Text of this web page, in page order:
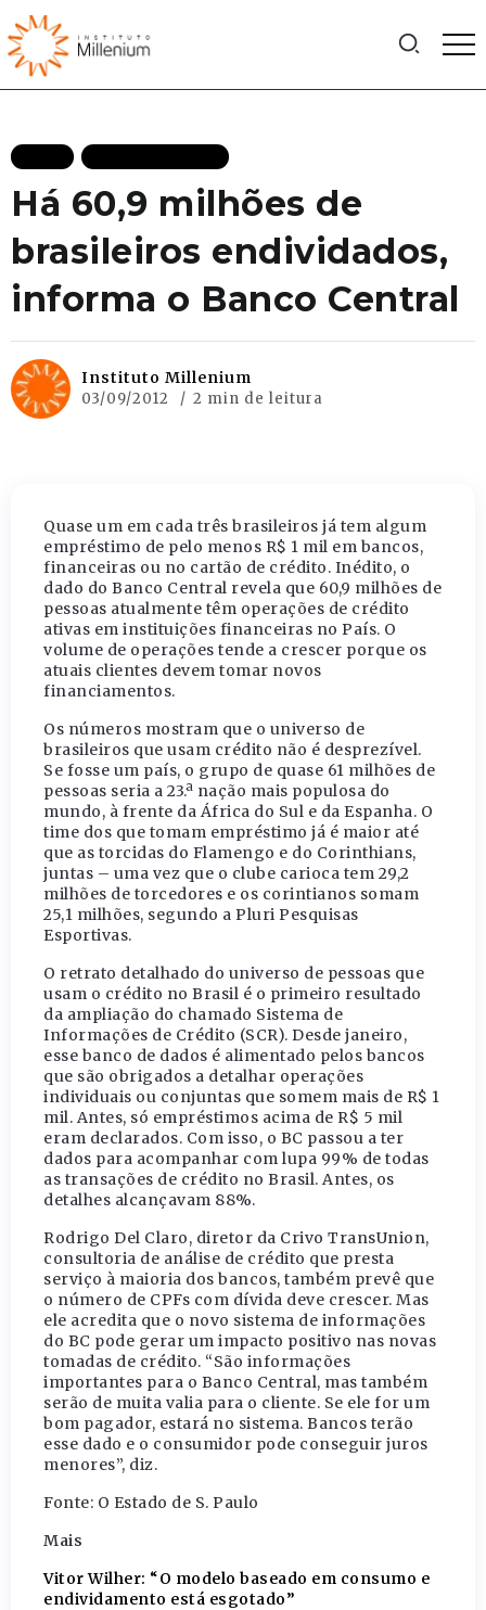
Há 60,9 milhões de
brasileiros endividados,
informa o Banco Central
Instituto Millenium
03/09/2012 2 min de leitura
Quase um em cada três brasileiros já tem algum
empréstimo de pelo menos R$ 1 mil em bancos,
financeiras ou no cartão de crédito. Inédito, o
dado do Banco Central revela que 60,9 milhões de
pessoas atualmente têm operações de crédito
ativas em instituições financeiras no País. O
volume de operações tende a crescer porque os
atuais clientes devem tomar novos
financiamentos.
Os números mostram que o universo de
brasileiros que usam crédito não é desprezível.
Se fosse um país, o grupo de quase 61 milhões de
pessoas seria a 23.ª nação mais populosa do
mundo, à frente da África do Sul e da Espanha. O
time dos que tomam empréstimo já é maior até
que as torcidas do Flamengo e do Corinthians,
juntas – uma vez que o clube carioca tem 29,2
milhões de torcedores e os corintianos somam
25,1 milhões, segundo a Pluri Pesquisas
Esportivas.
O retrato detalhado do universo de pessoas que
usam o crédito no Brasil é o primeiro resultado
da ampliação do chamado Sistema de
Informações de Crédito (SCR). Desde janeiro,
esse banco de dados é alimentado pelos bancos
que são obrigados a detalhar operações
individuais ou conjuntas que somem mais de R$ 1
mil. Antes, só empréstimos acima de R$ 5 mil
eram declarados. Com isso, o BC passou a ter
dados para acompanhar com lupa 99% de todas
as transações de crédito no Brasil. Antes, os
detalhes alcançavam 88%.
Rodrigo Del Claro, diretor da Crivo TransUnion,
consultoria de análise de crédito que presta
serviço à maioria dos bancos, também prevê que
o número de CPFs com dívida deve crescer. Mas
ele acredita que o novo sistema de informações
do BC pode gerar um impacto positivo nas novas
tomadas de crédito. “São informações
importantes para o Banco Central, mas também
serão de muita valia para o cliente. Se ele for um
bom pagador, estará no sistema. Bancos terão
esse dado e o consumidor pode conseguir juros
menores”, diz.
Fonte: O Estado de S. Paulo
Mais
Vitor Wilher: “O modelo baseado em consumo e
endividamento está esgotado”